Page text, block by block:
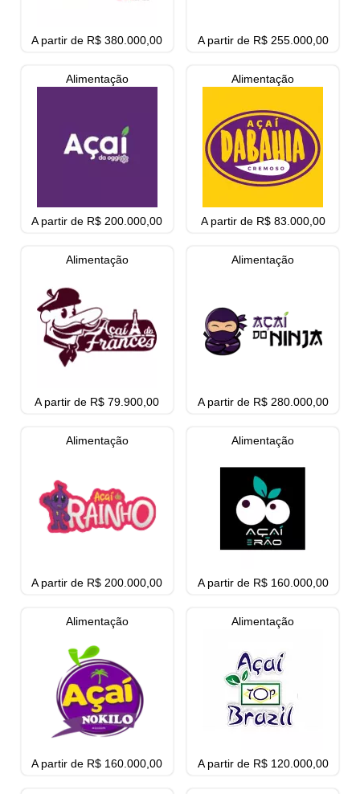
A partir de R$ 380.000,00 A partir de R$ 255.000,00
Alimentação
A partir de R$ 200.000,00
Alimentação
A partir de R$ 83.000,00
Alimentação
A partir de R$ 79.900,00
Alimentação
A partir de R$ 280.000,00
Alimentação
A partir de R$ 200.000,00
Alimentação
A partir de R$ 160.000,00
Alimentação
A partir de R$ 160.000,00
Alimentação
A partir de R$ 120.000,00